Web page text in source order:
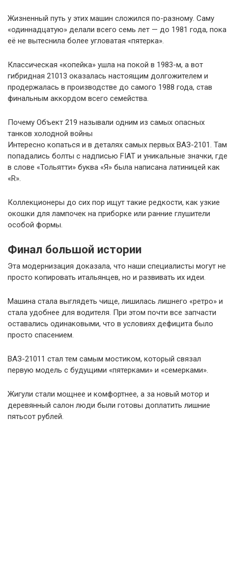
Жизненный путь у этих машин сложился по-разному. Саму
«одиннадцатую» делали всего семь лет — до 1981 года, пока
её не вытеснила более угловатая «пятерка».
Классическая «копейка» ушла на покой в 1983-м, а вот
гибридная 21013 оказалась настоящим долгожителем и
продержалась в производстве до самого 1988 года, став
финальным аккордом всего семейства.
Почему Объект 219 называли одним из самых опасных
танков холодной войны
Интересно копаться и в деталях самых первых ВАЗ-2101. Там
попадались болты с надписью FIAT и уникальные значки, где
в слове «Тольятти» буква «Я» была написана латиницей как
«R».
Коллекционеры до сих пор ищут такие редкости, как узкие
окошки для лампочек на приборке или ранние глушители
особой формы.
Финал большой истории
Эта модернизация доказала, что наши специалисты могут не
просто копировать итальянцев, но и развивать их идеи.
Машина стала выглядеть чище, лишилась лишнего «ретро» и
стала удобнее для водителя. При этом почти все запчасти
оставались одинаковыми, что в условиях дефицита было
просто спасением.
ВАЗ-21011 стал тем самым мостиком, который связал
первую модель с будущими «пятерками» и «семерками».
Жигули стали мощнее и комфортнее, а за новый мотор и
деревянный салон люди были готовы доплатить лишние
пятьсот рублей.